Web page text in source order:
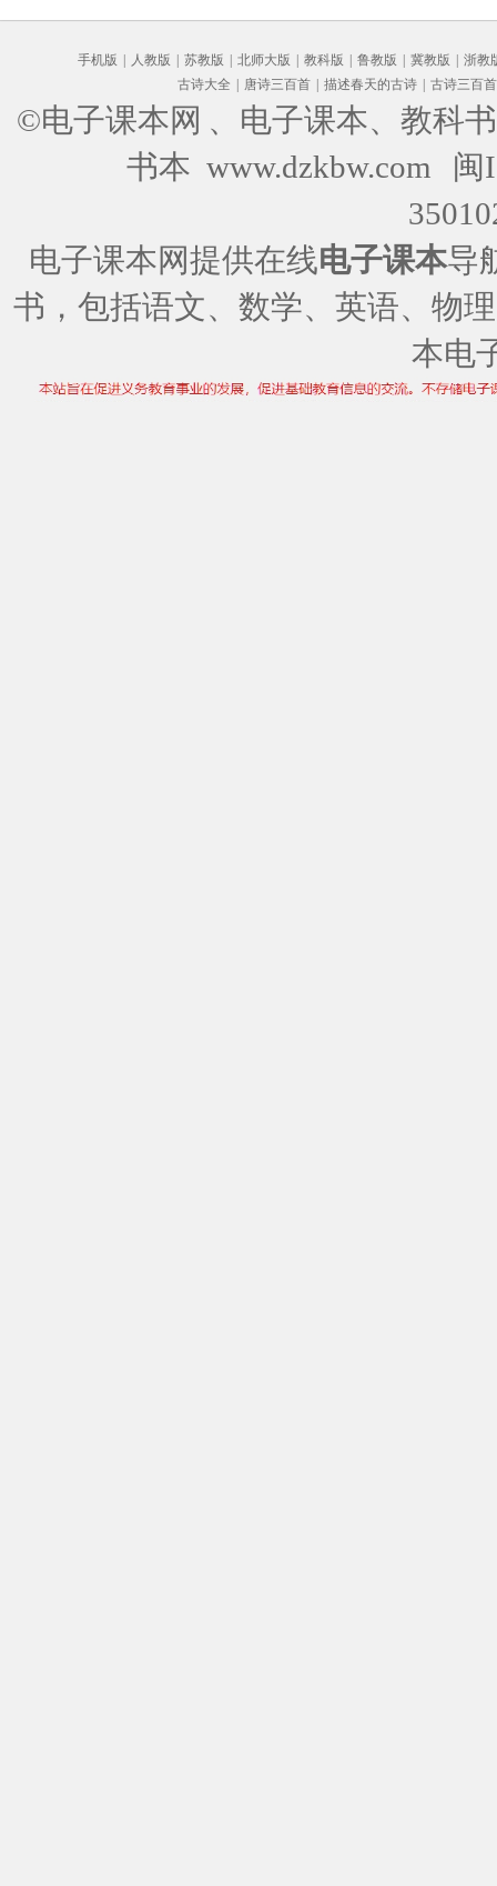
手机版 人教版 苏教版 北师大版 教科版 鲁教版 冀教版
浙教
古诗大全
唐诗三百首 描述春天的古诗 古诗三百首
©电子课本网 、电子课本、教科
书本 www.dzkbw.com
闽
电子课本网提供在线电子课本导
书，包括语文、数学、英语、物
本电